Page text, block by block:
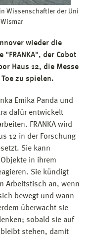
Wissenschaftler der Uni
wieder die
"FRANKA", der Cobot
Haus 12, die Messe
zu spielen.
Emika Panda und
dafür entwickelt
FRANKA wird
12 in der Forschung
Sie kann
in ihrem
Sie kündigt
Arbeitstisch an, wenn
bewegt und wann
überwacht sie
sobald sie auf
stehen, damit